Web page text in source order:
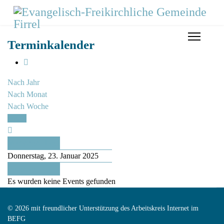
Terminkalender
Nach Jahr
Nach Monat
Nach Woche
Donnerstag, 23. Januar 2025
Es wurden keine Events gefunden
© 2026 mit freundlicher Unterstützung des Arbeitskreis Internet im
BEFG